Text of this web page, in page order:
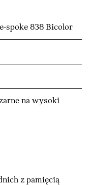
spoke 838 Bicolor
na wysoki
z pamięcią